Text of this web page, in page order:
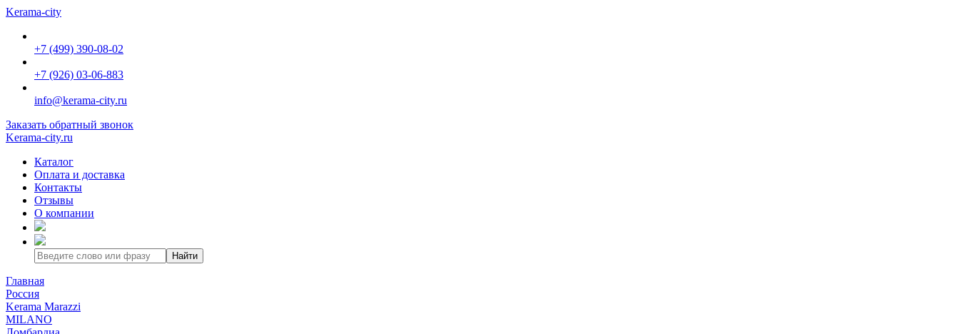
Kerama-city
+7 (499) 390-08-02
+7 (926) 03-06-883
info@kerama-city.ru
Заказать обратный звонок
Kerama-city.ru
Каталог
Оплата и доставка
Контакты
Отзывы
О компании
Найти
Главная
Россия
Kerama Marazzi
MILANO